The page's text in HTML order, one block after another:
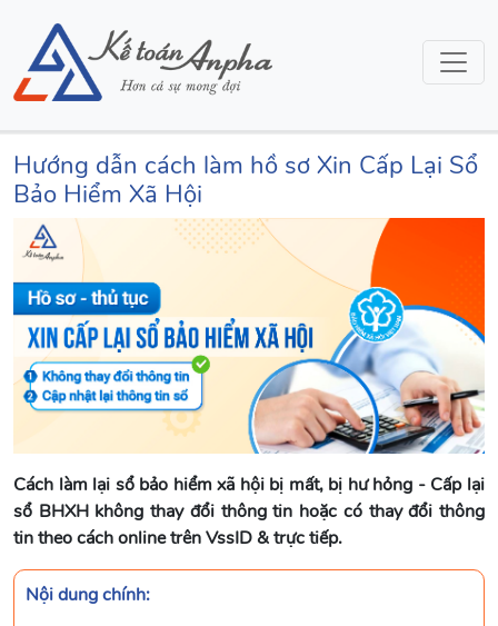
Hướng dẫn cách làm hồ sơ Xin Cấp Lại Sổ
Bảo Hiểm Xã Hội
Cách làm lại sổ bảo hiểm xã hội bị mất, bị hư hỏng - Cấp lại
sổ BHXH không thay đổi thông tin hoặc có thay đổi thông
tin theo cách online trên VssID & trực tiếp.
Nội dung chính: